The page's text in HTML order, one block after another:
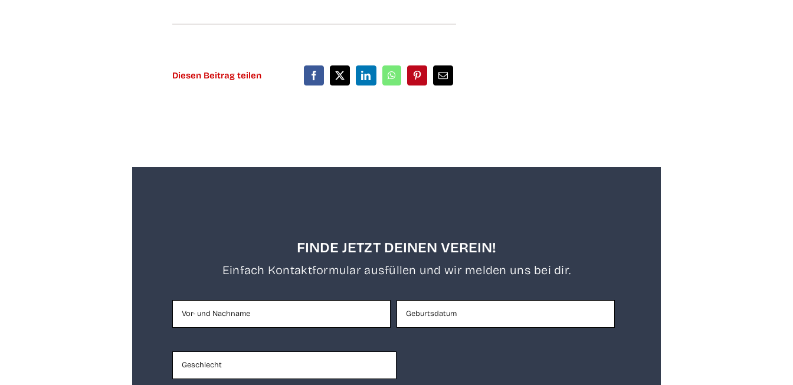
Die­sen Bei­trag teilen
FINDE JETZT DEINEN VEREIN!
Ein­fach Kon­takt­for­mu­lar aus­fül­len und wir mel­den uns bei dir.